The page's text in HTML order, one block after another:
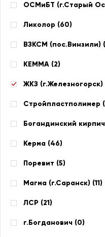
ОСМиБТ (г.Старый
Ликолор (60)
ВЗКСМ (пос.Винзили) (
КЕММА (2)
ЖКЗ (г.Железногорск)
Стройпластполимер (
Богандинский
Керма (46)
Поревит (5)
Магма (г.Саранск) (11)
ЛСР (21)
г.Богданович (0)